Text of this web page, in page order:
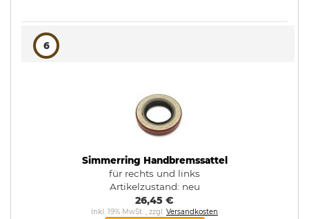
6
Simmerring Handbremssattel
für rechts und links
Artikelzustand: neu
26,45 €
Inkl. 19% MwSt. , zzgl. Versandkosten